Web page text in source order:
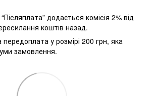
додається комісія 2% від
коштів назад.
у розмірі 200 грн, яка
замовлення.